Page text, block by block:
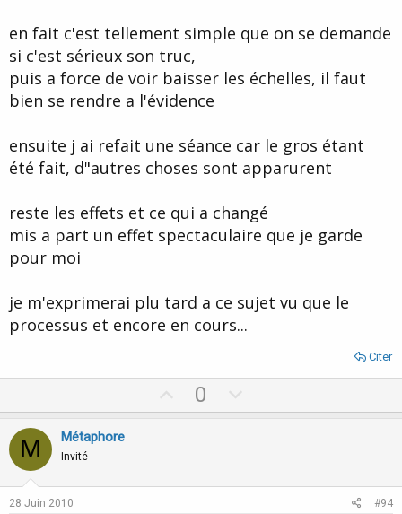
en fait c'est tellement simple que on se demande
si c'est sérieux son truc,
puis a force de voir baisser les échelles, il faut
bien se rendre a l'évidence
ensuite j ai refait une séance car le gros étant
été fait, d"autres choses sont apparurent
reste les effets et ce qui a changé
mis a part un effet spectaculaire que je garde
pour moi
je m'exprimerai plu tard a ce sujet vu que le
processus et encore en cours...
Citer
p
t
0
o
v
M Métaphore
Invité
28 Juin 2010 #94